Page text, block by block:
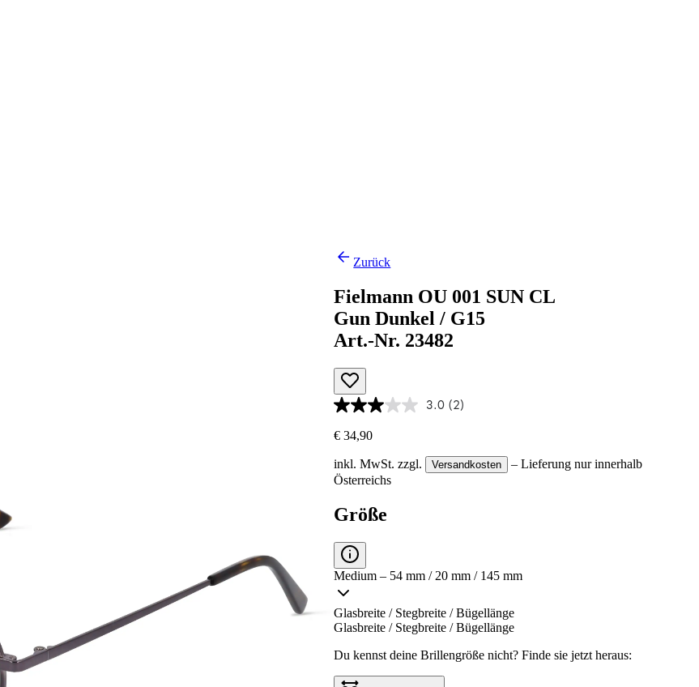
Zurück
Fielmann OU 001 SUN CL
Gun Dunkel / G15
Art.-Nr. 23482
3.0 (2)
€ 34,90
inkl. MwSt.zzgl. Versandkosten
– Lieferung nur innerhalb
Österreichs
Größe
Medium – 54 mm / 20 mm / 145 mm
Glasbreite / Stegbreite / Bügellänge
Glasbreite / Stegbreite / Bügellänge
Du kennst deine Brillengröße nicht?Finde sie jetzt heraus: